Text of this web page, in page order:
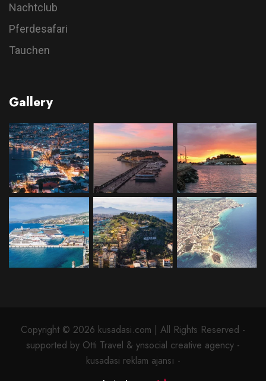
Nachtclub
Pferdesafari
Tauchen
Gallery
Copyright © 2026 kusadasi.com | All Rights Reserved -
supported by Otti Travel & ynsocial creative agency -
kusadasi reklam ajansı -